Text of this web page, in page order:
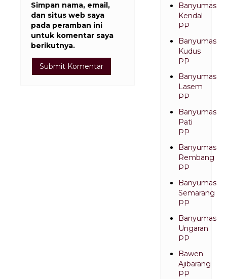
Simpan nama, email,
dan situs web saya
pada peramban ini
untuk komentar saya
berikutnya.
Banyumas
Kendal
PP
Banyumas
Kudus
PP
Banyumas
Lasem
PP
Banyumas
Pati
PP
Banyumas
Rembang
PP
Banyumas
Semarang
PP
Banyumas
Ungaran
PP
Bawen
Ajibarang
PP